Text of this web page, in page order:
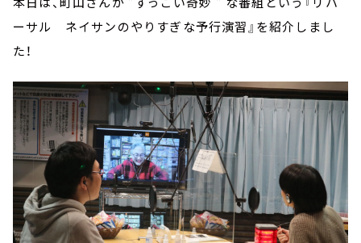
ーサル ネイサンのやりすぎな予行演習』を紹介しまし
た！